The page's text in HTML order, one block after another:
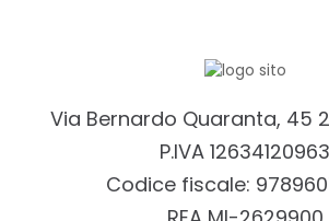
Via Bernardo Quaranta, 45
P.IVA 12634120963
Codice fiscale: